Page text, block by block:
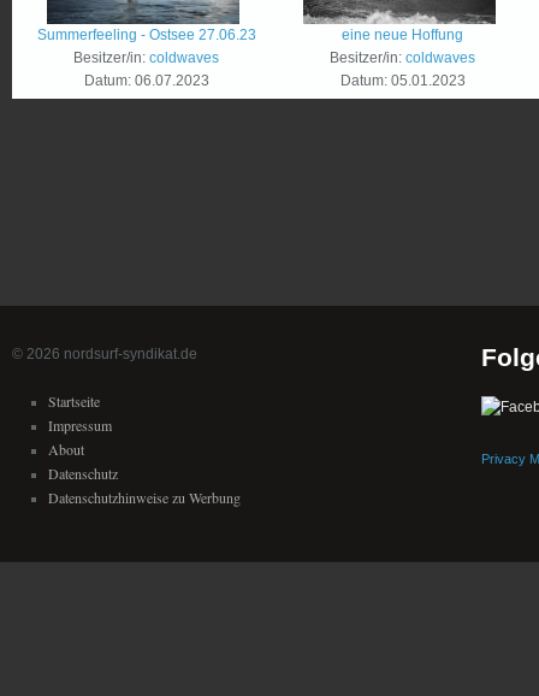
Summerfeeling - Ostsee 27.06.23
Besitzer/in: coldwaves
Datum: 06.07.2023
eine neue Hoffung
Besitzer/in: coldwaves
Datum: 05.01.2023
© 2026 nordsurf-syndikat.de
Startseite
Impressum
About
Datenschutz
Datenschutzhinweise zu Werbung
Privacy